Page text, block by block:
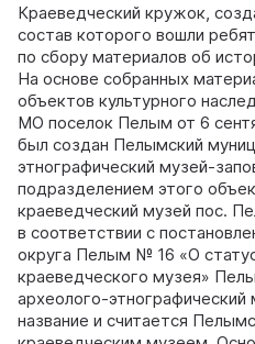
Краеведческий кружок,
состав которого вошли
по сбору материалов об
На основе собранных
объектов культурного
МО поселок Пелым от 6
был создан Пелымский
этнографический музей-
подразделением этого
краеведческий музей пос.
в соответствии с
округа Пелым № 16 «О
краеведческого музея»
археолого-
название и считается